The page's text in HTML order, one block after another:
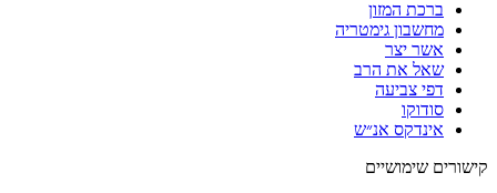
ברכת המזון
מחשבון גימטריה
אשר יצר
שאל את הרב
דפי צביעה
סודוקו
אינדקס אנ״ש
קישורים שימושיים